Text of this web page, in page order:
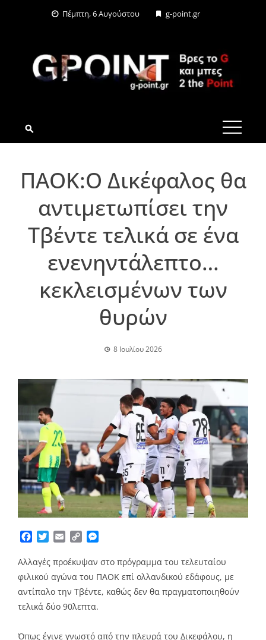
Πέμπτη, 6 Αυγούστου g-point.gr
G-POINT.GR
ΠΑΟΚ:O Δικέφαλος θα
αντιμετωπίσει την
Τβέντε τελικά σε ένα
ενενηντάλεπτο…
κεκλεισμένων των
θυρών
8 Ιουλίου 2026
Facebook
TwitterEmailCopy
Αλλαγές προέκυψαν στο πρόγραμμα του τελευταίου
φιλικού αγώνα του ΠΑΟΚ επί ολλανδικού εδάφους, με
αντίπαλο την Τβέντε, καθώς δεν θα πραγματοποιηθούν
τελικά δύο 90λεπτα.
Όπως έγινε γνωστό από την πλευρά του Δικεφάλου, η